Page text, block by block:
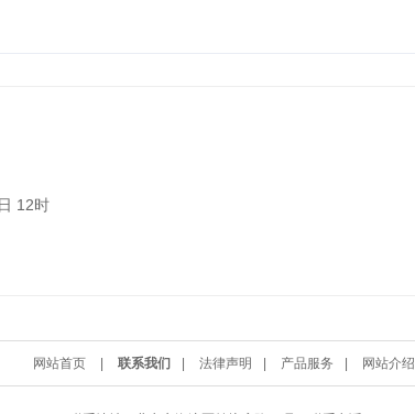
12时
网站首页 联系我们 法律声明 产品服务 网站介绍